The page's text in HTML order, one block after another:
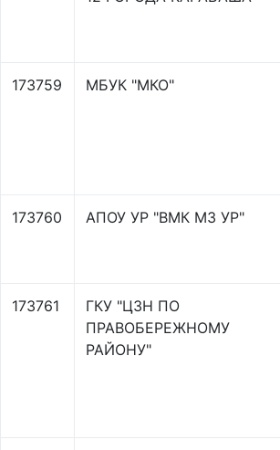
173759 МБУК "МКО"
173760 АПОУ УР "ВМК МЗ УР"
173761
ГКУ "ЦЗН ПО
ПРАВОБЕРЕЖНОМУ
РАЙОНУ"